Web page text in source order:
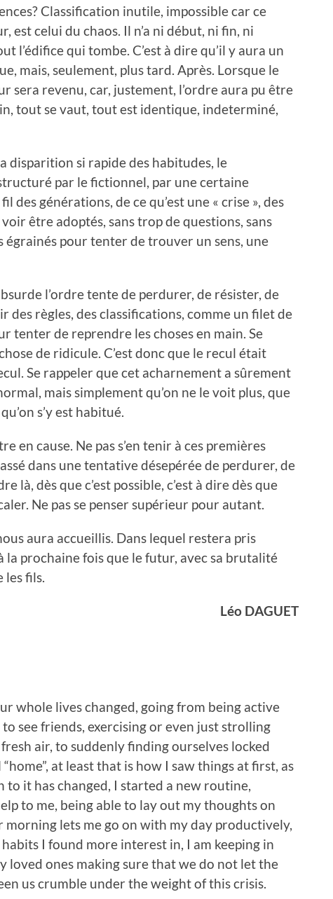
Classification inutile, impossible car ce
est celui du chaos. Il n’a ni début, ni fin, ni
l’édifice qui tombe. C’est à dire qu’il y aura un
mais, seulement, plus tard. Après. Lorsque le
sera revenu, car, justement, l’ordre aura pu être
tout se vaut, tout est identique, indeterminé,
disparition si rapide des habitudes, le
par le fictionnel, par une certaine
des générations, de ce qu’est une « crise », des
être adoptés, sans trop de questions, sans
pour tenter de trouver un sens, une
l’ordre tente de perdurer, de résister, de
des règles, des classifications, comme un filet de
tenter de reprendre les choses en main. Se
de ridicule. C’est donc que le recul était
Se rappeler que cet acharnement a sûrement
mais simplement qu’on ne le voit plus, que
s’y est habitué.
en cause. Ne pas s’en tenir à ces premières
dans une tentative désepérée de perdurer, de
là, dès que c’est possible, c’est à dire dès que
Ne pas se penser supérieur pour autant.
aura accueillis. Dans lequel restera pris
la prochaine fois que le futur, avec sa brutalité
fils.
Léo DAGUET
whole lives changed, going from being active
see friends, exercising or even just strolling
air, to suddenly finding ourselves locked
at least that is how I saw things at first, as
to it has changed, I started a new routine,
to me, being able to lay out my thoughts on
lets me go on with my day productively,
I found more interest in, I am keeping in
loved ones making sure that we do not let the
us crumble under the weight of this crisis.